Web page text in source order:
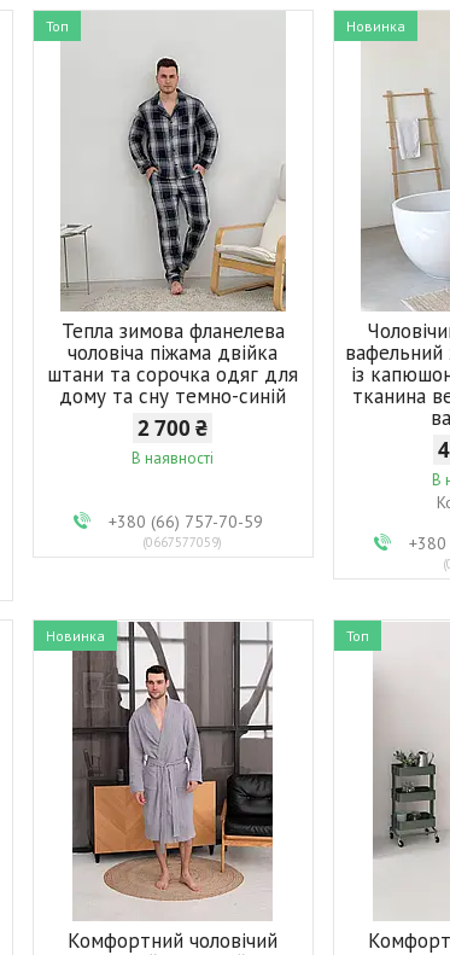
Топ
Тепла зимова фланелева
чоловіча піжама двійка
штани та сорочка одяг для
дому та сну темно-синій
2 700 ₴
В наявності
+380 (66) 757-70-59
0667577059
Новинка
вафельний
із
тканина
В
Новинка
Комфортний чоловічий
Топ